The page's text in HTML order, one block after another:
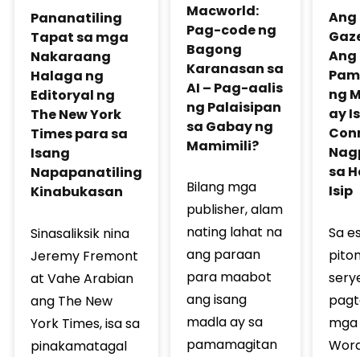
Pananatiling
Tapat sa mga
Nakaraang
Halaga ng
Editoryal ng
The New York
Times para sa
Isang
Napapanatiling
Kinabukasan
Sinasaliksik nina
Jeremy Fremont
at Vahe Arabian
ang The New
York Times, isa sa
pinakamatagal
Macworld:
Pag-code ng
Bagong
Karanasan sa
AI – Pag-aalis
ng Palaisipan
sa Gabay ng
Mamimili?
Bilang mga
publisher, alam
nating lahat na
ang paraan
para maabot
ang isang
madla ay sa
pamamagitan
Ang
ng
ay
sa
Isip
Sa